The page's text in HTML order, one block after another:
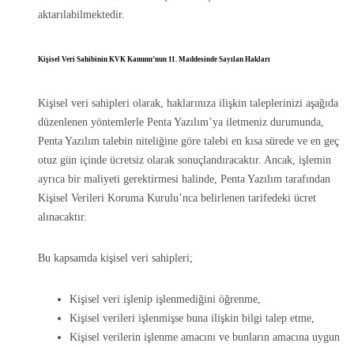
aktarılabilmektedir.
Kişisel Veri Sahibinin KVK Kanunu’nun 11. Maddesinde Sayılan Hakları
Kişisel veri sahipleri olarak, haklarınıza ilişkin taleplerinizi aşağıda
düzenlenen yöntemlerle Penta Yazılım’ya iletmeniz durumunda,
Penta Yazılım talebin niteliğine göre talebi en kısa sürede ve en geç
otuz gün içinde ücretsiz olarak sonuçlandıracaktır. Ancak, işlemin
ayrıca bir maliyeti gerektirmesi halinde, Penta Yazılım tarafından
Kişisel Verileri Koruma Kurulu’nca belirlenen tarifedeki ücret
alınacaktır.
Bu kapsamda kişisel veri sahipleri;
Kişisel veri işlenip işlenmediğini öğrenme,
Kişisel verileri işlenmişse buna ilişkin bilgi talep etme,
Kişisel verilerin işlenme amacını ve bunların amacına uygun